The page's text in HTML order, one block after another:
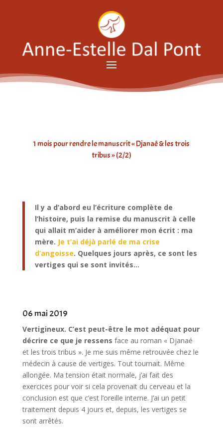
1 mois pour rendre le manuscrit « Djanaé & les trois
tribus » (2/2)
Il y a d’abord eu l’écriture complète de
l’histoire, puis la remise du manuscrit à celle
qui allait m’aider à améliorer mon écrit : ma
mère. Je t’ai déjà parlé de ma crise
d’angoisse. Quelques jours après, ce sont les
vertiges qui se sont invités…
06 mai 2019
Vertigineux. C’est peut-être le mot adéquat pour
décrire ce que je ressens face au roman « Djanaé
et les trois tribus ». Je me suis même retrouvée chez le
médecin à cause de vertiges. Tout tournait. Même
allongée. Ma tension était normale, j’ai fait des
exercices pour voir si cela provenait du cerveau et la
conclusion est que c’est l’oreille interne. J’ai un petit
traitement depuis 4 jours et, depuis, les vertiges se
sont arrêtés.